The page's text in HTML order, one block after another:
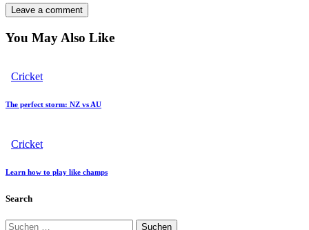
You May Also Like
Cricket
The perfect storm: NZ vs AU
Cricket
Learn how to play like champs
Search
Suchen